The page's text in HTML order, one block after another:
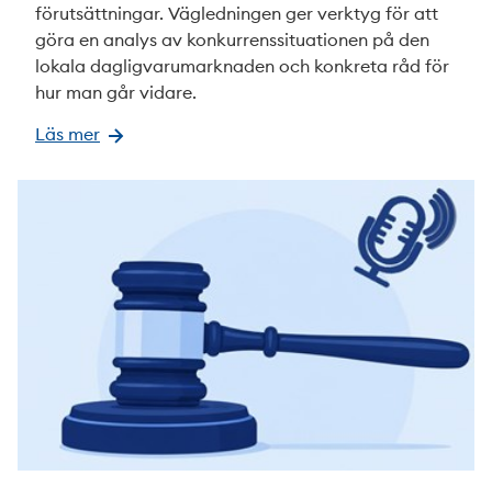
förutsättningar. Vägledningen ger verktyg för att
göra en analys av konkurrenssituationen på den
lokala dagligvarumarknaden och konkreta råd för
hur man går vidare.
Läs mer